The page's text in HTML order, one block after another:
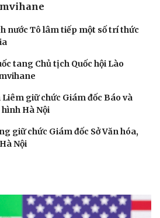
nước Tô lâm tiếp một số trí thức
tang Chủ tịch Quốc hội Lào
giữ chức Giám đốc Báo và
Hà Nội
giữ chức Giám đốc Sở Văn hóa,
Nội